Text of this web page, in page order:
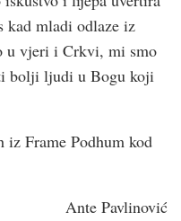
kad mladi odlaze iz
u vjeri i Crkvi, mi smo
bolji ljudi u Bogu koji
iz Frame Podhum kod
Ante Pavlinović